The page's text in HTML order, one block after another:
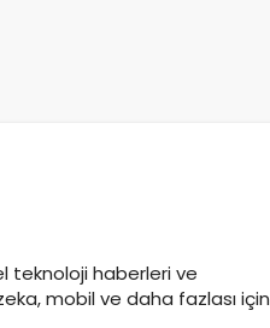
teknoloji haberleri ve
mobil ve daha fazlası için